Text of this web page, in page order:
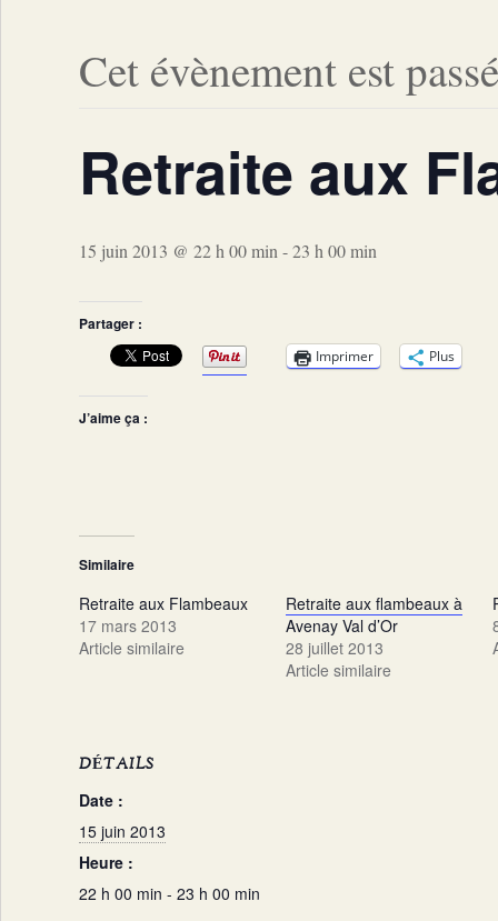
Cet évènement est
Retraite aux
15 juin 2013 @ 22 h 00 min -23 h 00 min
Partager :
Imprimer Plus
J’aime ça :
Similaire
Retraite aux Flambeaux
17 mars 2013
Article similaire
Retraite aux flambeaux à
Avenay Val d’Or
28 juillet 2013
Article similaire
DÉTAILS
Date :
15 juin 2013
Heure :
22 h 00 min - 23 h 00 min